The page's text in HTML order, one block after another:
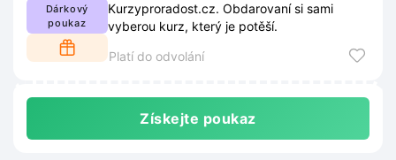
Dárkový
poukaz
Kurzyproradost.cz. Obdarovaní si sami
vyberou kurz, který je potěší.
Platí do odvolání
Získejte poukaz